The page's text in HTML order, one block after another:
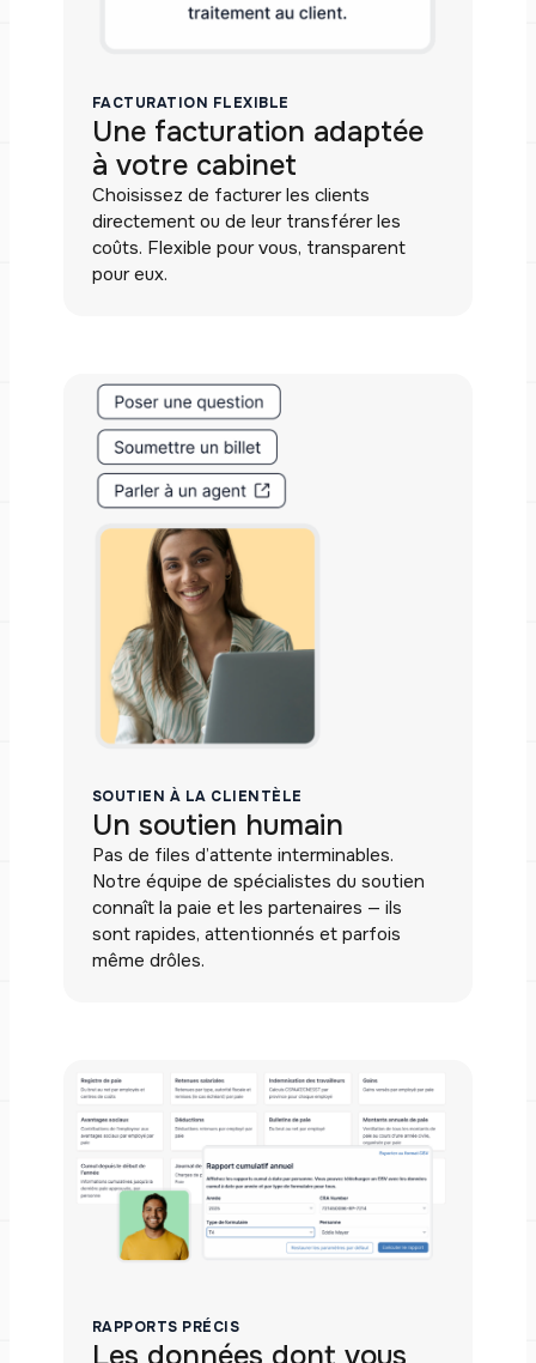
FACTURATION FLEXIBLE
Une facturation adaptée
à votre cabinet
Choisissez de facturer les clients
directement ou de leur transférer les
coûts. Flexible pour vous, transparent
pour eux.
SOUTIEN À LA CLIENTÈLE
Un soutien humain
Pas de files d’attente interminables.
Notre équipe de spécialistes du soutien
connaît la paie et les partenaires — ils
sont rapides, attentionnés et parfois
même drôles.
RAPPORTS PRÉCIS